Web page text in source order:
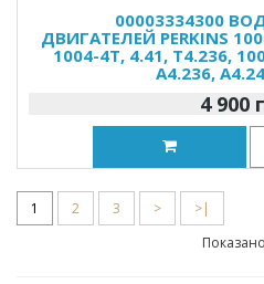
00003334300
ДВИГАТЕЛЕЙ PERKINS
1004-4T, 4.41, T4.236,
A4.236,
4 900
1 2 3 >
>|